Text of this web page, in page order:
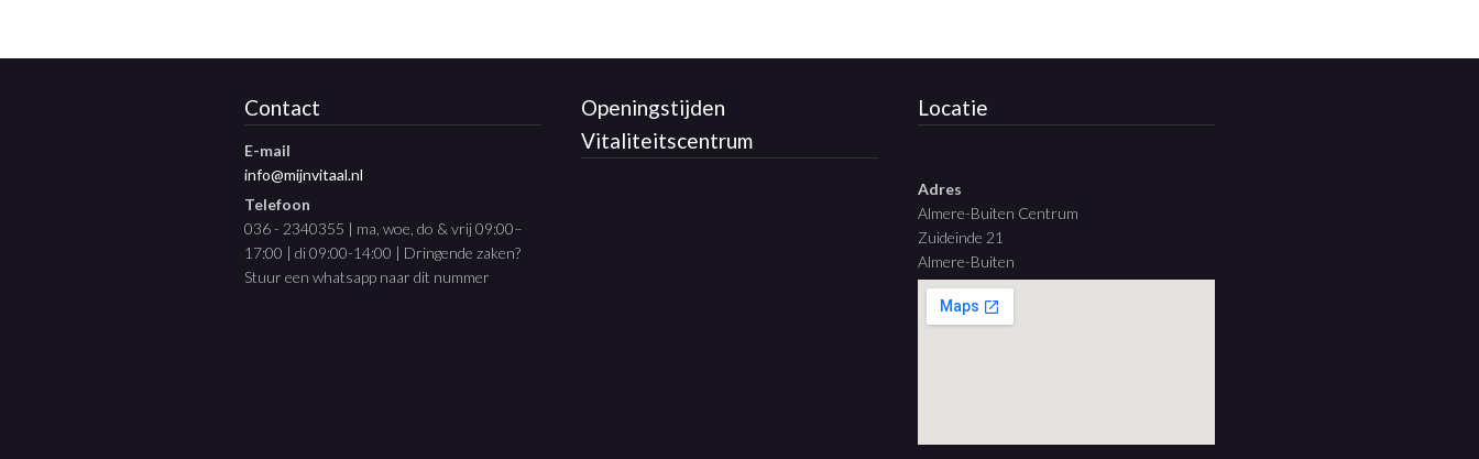
Contact
E-mail
info@mijnvitaal.nl
Telefoon
036 - 2340355 | ma, woe, do & vrij 09:00–
17:00 | di 09:00-14:00 | Dringende zaken?
Stuur een whatsapp naar dit nummer
Openingstijden
Vitaliteitscentrum
Locatie
Adres
Almere-Buiten Centrum
Zuideinde 21
Almere-Buiten